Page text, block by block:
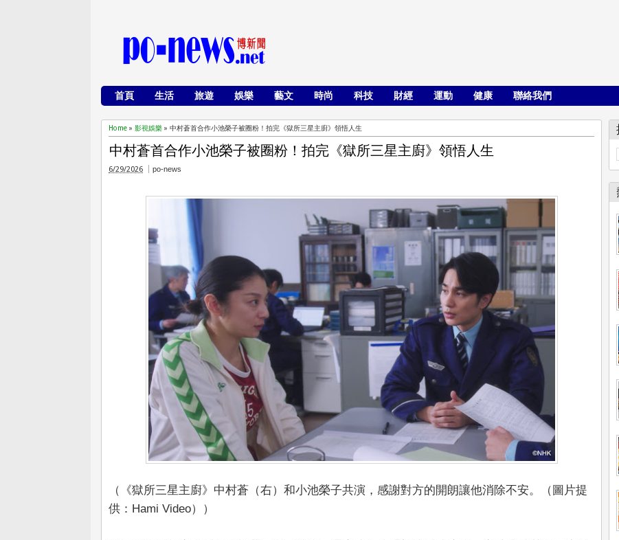
首頁 生活 旅遊 娛樂 藝文 時尚 科技 財經 運動 健康 聯絡我們
Home » 影視娛樂 » 中村蒼首合作小池榮子被圈粉！拍完《獄所三星主廚》領悟人生
中村蒼首合作小池榮子被圈粉！拍完《獄所三星主廚》領悟人生
6/29/2026 po-news
（《獄所三星主廚》中村蒼（右）和小池榮子共演，感謝對方的開朗讓他消除不安。（圖片提
供：Hami Video））